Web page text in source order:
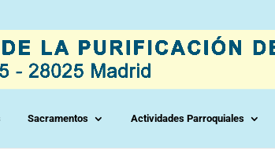
Sacramentos Actividades Parroquiales